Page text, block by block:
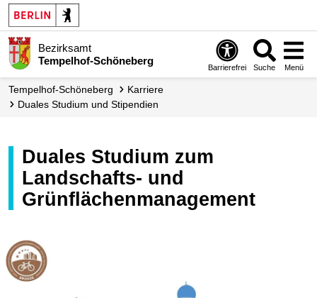
Bezirksamt
Tempelhof-Schöneberg
Barrierefrei Suche Menü
Tempelhof-Schöneberg
Karriere
Duales Studium und Stipendien
Duales Studium zum
Landschafts- und
Grünflächenmanagement